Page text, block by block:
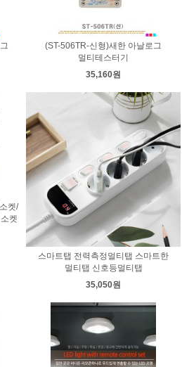
(ST-506TR-신형)새한 아날로그
멀티테스터기
35,160원
켓/
켓
스마트탭 전력측정멀티탭 스마트한
멀티탭 신호등멀티탭
35,050원